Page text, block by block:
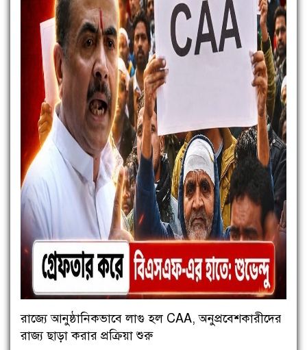
রাজ্যে আনুষ্ঠানিকভাবে লাগু হল CAA, অনুপ্রবেশকারীদের
রাজ্য ছাড়া করার প্রক্রিয়া শুরু